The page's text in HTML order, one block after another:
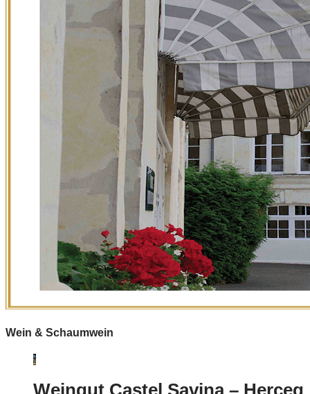
Wein & Schaumwein
Weingut Castel Savina – Herceg